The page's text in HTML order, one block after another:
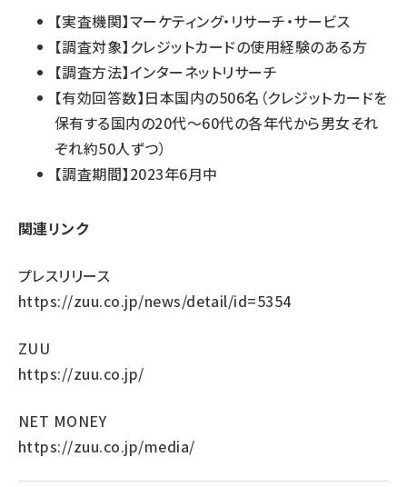
【実査機関】マーケティング・リサーチ・サービス
【調査対象】クレジットカードの使用経験のある方
【調査方法】インターネットリサーチ
【有効回答数】日本国内の506名（クレジットカードを
保有する国内の20代〜60代の各年代から男女それ
ぞれ約50人ずつ）
【調査期間】2023年6月中
関連リンク
プレスリリース
https://zuu.co.jp/news/detail/id=5354
ZUU
https://zuu.co.jp/
NET MONEY
https://zuu.co.jp/media/